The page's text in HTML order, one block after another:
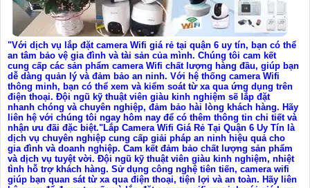
"Với dịch vụ lắp đặt camera Wifi giá rẻ tại quận 6 uy tín, bạn có thể
an tâm bảo vệ gia đình và tài sản của mình. Chúng tôi cam kết
cung cấp các sản phẩm camera Wifi chất lượng hàng đầu, giúp bạn
dễ dàng quản lý và đảm bảo an ninh. Với hệ thống camera Wifi
thông minh, bạn có thể xem và kiểm soát từ xa qua ứng dụng trên
điện thoại. Đội ngũ kỹ thuật viên giàu kinh nghiệm sẽ lắp đặt
nhanh chóng và chuyên nghiệp, đảm bảo hài lòng khách hàng. Hãy
liên hệ với chúng tôi ngay hôm nay để có thêm thông tin chi tiết và
nhận ưu đãi đặc biệt."Lắp Camera Wifi Giá Rẻ Tại Quận 6 Uy Tín là
dịch vụ chuyên nghiệp cung cấp giải pháp an ninh hiệu quả cho
gia đình và doanh nghiệp. Cam kết đảm bảo chất lượng sản phẩm
và dịch vụ tuyệt vời. Đội ngũ kỹ thuật viên giàu kinh nghiệm, nhiệt
tình hỗ trợ khách hàng. Sử dụng công nghệ tiên tiến, camera wifi
giúp bạn quan sát từ xa qua điện thoại, tiện lợi và an toàn. Hãy liên